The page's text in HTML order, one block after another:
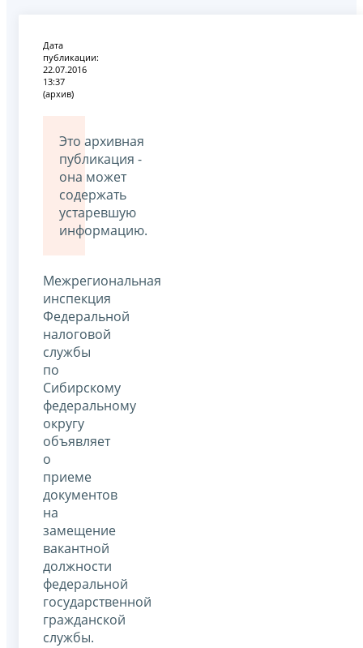
Дата
публикации:
22.07.2016
13:37
(архив)
Это архивная
публикация -
она может
содержать
устаревшую
информацию.
Межрегиональная
инспекция
Федеральной
налоговой
службы
по
Сибирскому
федеральному
округу
объявляет
о
приеме
документов
на
замещение
вакантной
должности
федеральной
государственной
гражданской
службы.